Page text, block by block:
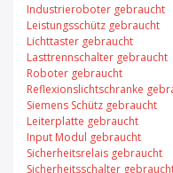
Industrieroboter gebraucht
Leistungsschütz gebraucht
Lichttaster gebraucht
Lasttrennschalter gebraucht
Roboter gebraucht
Reflexionslichtschranke
Siemens Schütz gebraucht
Leiterplatte gebraucht
Input Modul gebraucht
Sicherheitsrelais gebraucht
Sicherheitsschalter